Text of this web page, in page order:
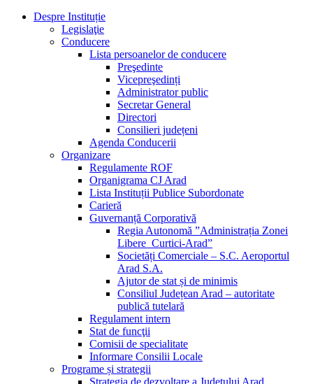
Despre Instituție
Legislaţie
Conducere
Lista persoanelor de conducere
Preşedinte
Vicepreşedinți
Administrator public
Secretar General
Directori
Consilieri județeni
Agenda Conducerii
Organizare
Regulamente ROF
Organigrama CJ Arad
Lista Instituții Publice Subordonate
Carieră
Guvernanță Corporativă
Regia Autonomă ”Administrația Zonei
Libere Curtici-Arad”
Societăți Comerciale – S.C. Aeroportul
Arad S.A.
Ajutor de stat și de minimis
Consiliul Județean Arad – autoritate
publică tutelară
Regulament intern
Stat de funcţii
Comisii de specialitate
Informare Consilii Locale
Programe și strategii
Strategia de dezvoltare a Județului Arad